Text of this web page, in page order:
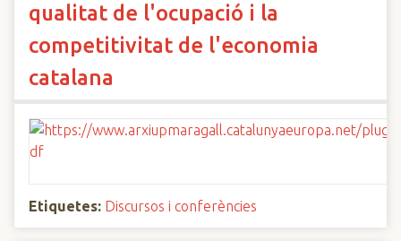
qualitat de l'ocupació i la
competitivitat de l'economia
catalana
Etiquetes: Discursos i conferències